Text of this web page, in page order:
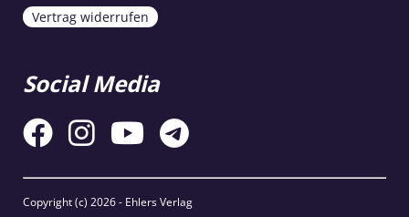
Vertrag widerrufen
Social Media
Copyright (c) 2026 - Ehlers Verlag